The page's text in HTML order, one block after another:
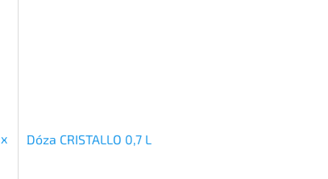
Dóza CRISTALLO 0,7 L